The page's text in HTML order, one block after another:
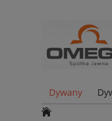
Dywany